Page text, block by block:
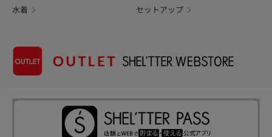
水着 セットアップ